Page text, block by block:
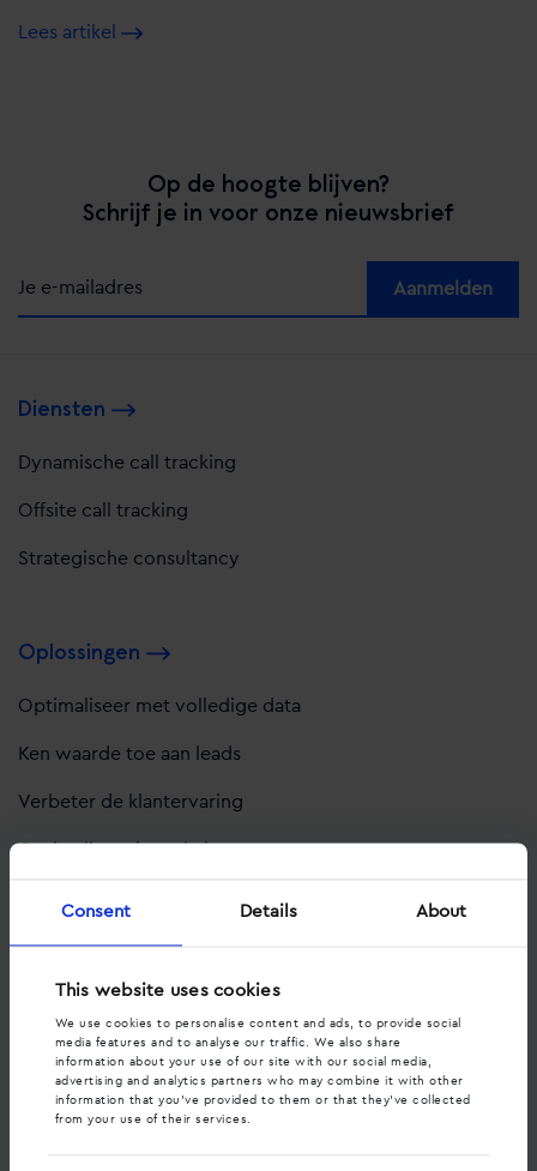
Consent Details About
This website uses cookies
We use cookies to personalise content and ads, to provide social
media features and to analyse our traffic. We also share
information about your use of our site with our social media,
advertising and analytics partners who may combine it with other
information that you’ve provided to them or that they’ve collected
from your use of their services.
Lees artikel
Op de hoogte blijven?
Schrijf je in voor onze nieuwsbrief
Diensten
Dynamische call tracking
Offsite call tracking
Strategische consultancy
Oplossingen
Optimaliseer met volledige data
Ken waarde toe aan leads
Verbeter de klantervaring
Optimaliseer je website
Pakketten
Pakketten